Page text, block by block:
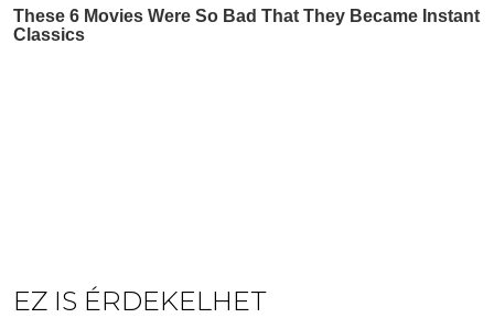
EZ IS ÉRDEKELHET